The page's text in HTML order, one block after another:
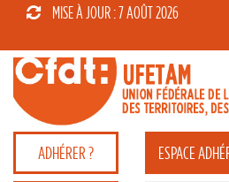
MISE À JOUR : 7 AOÛT 2026
ADHÉRER ? ESPACE